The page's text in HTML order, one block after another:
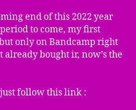
end of this 2022 year
to come, my first
only on Bandcamp right
already bought ir, now’s the
follow this link :